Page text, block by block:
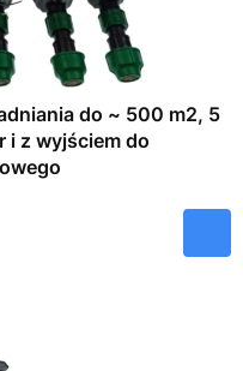
do ~ 500 m2, 5
i z wyjściem do